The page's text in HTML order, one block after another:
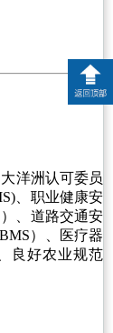
洋洲认可委员
、职业健康安
、道路交通安
）、医疗器
良好农业规范